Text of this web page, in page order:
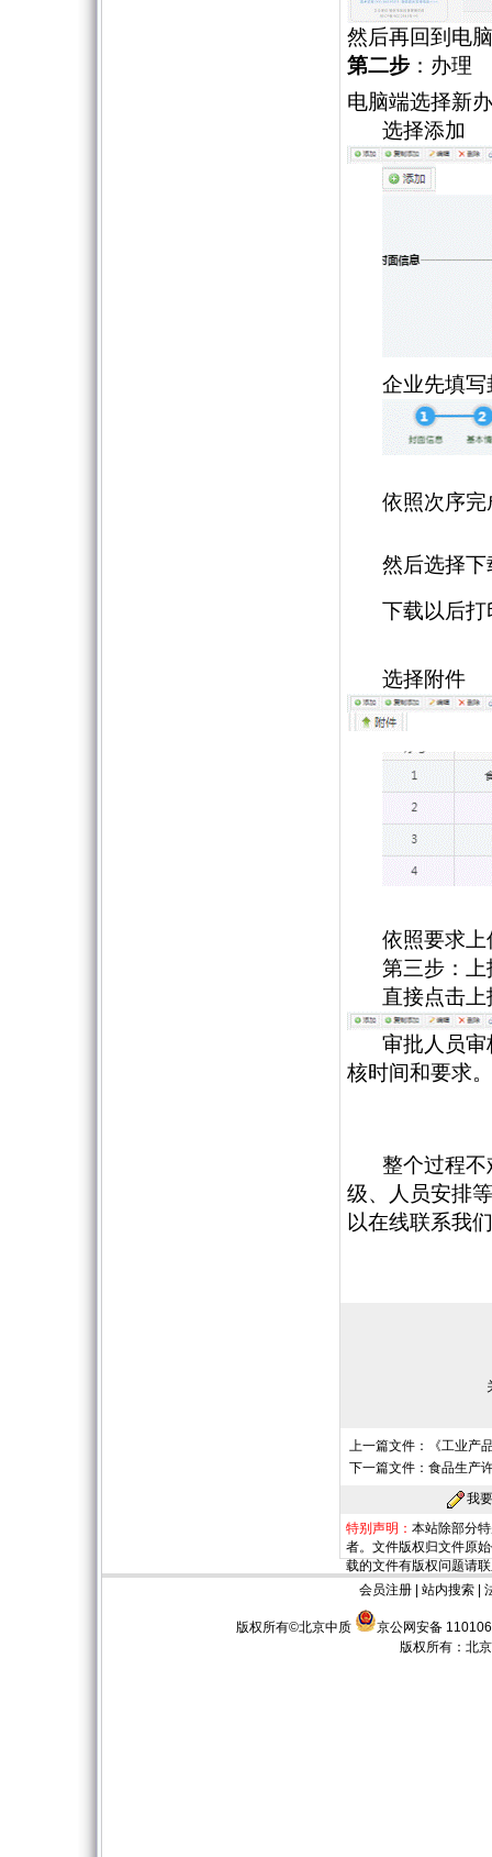
然后再回到电
第二步 ：办理
电脑端选择新办
选择添加
企业先填
依照次序完
然后选择
下载以后
选择附件
依照要求
第三步：上
直接点击上
审批人员
核时间和要求。
整个过程
级、人员安排
以在线联系我
上一篇文件：
《工业产
下一篇文件： 食品生产
我
特别声明： 本站除部分
者。文件版权归文件原
载的文件有版权问题请
会员注册| 站内搜索|
版权所有©北京中质
京公网安备
版权所有： 北